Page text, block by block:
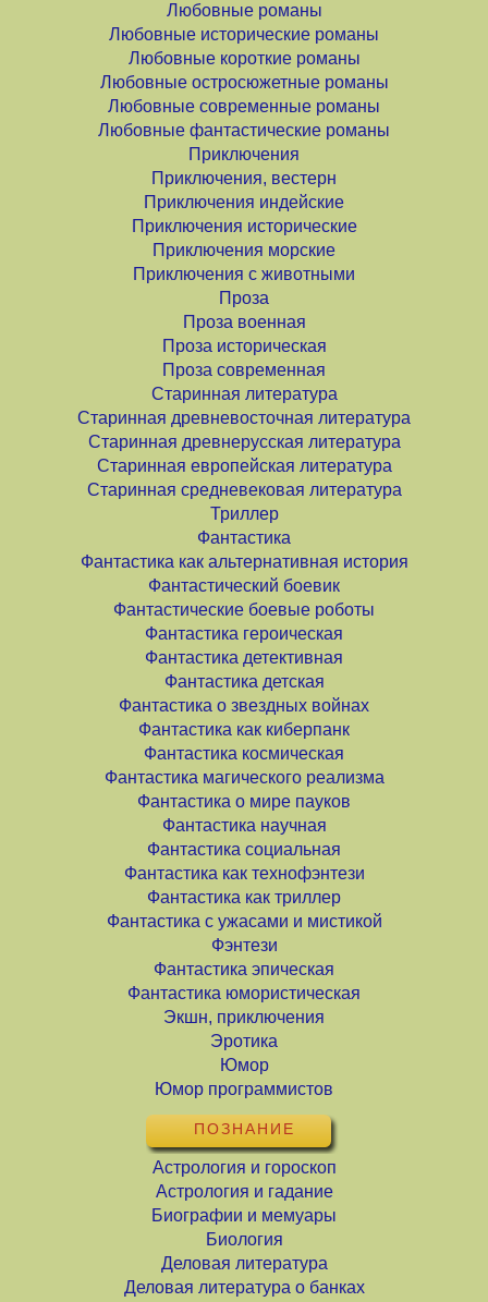
Любовные романы
Любовные исторические романы
Любовные короткие романы
Любовные остросюжетные романы
Любовные современные романы
Любовные фантастические романы
Приключения
Приключения, вестерн
Приключения индейские
Приключения исторические
Приключения морские
Приключения с животными
Проза
Проза военная
Проза историческая
Проза современная
Старинная литература
Старинная древневосточная литература
Старинная древнерусская литература
Старинная европейская литература
Старинная средневековая литература
Триллер
Фантастика
Фантастика как альтернативная история
Фантастический боевик
Фантастические боевые роботы
Фантастика героическая
Фантастика детективная
Фантастика детская
Фантастика о звездных войнах
Фантастика как киберпанк
Фантастика космическая
Фантастика магического реализма
Фантастика о мире пауков
Фантастика научная
Фантастика социальная
Фантастика как технофэнтези
Фантастика как триллер
Фантастика с ужасами и мистикой
Фэнтези
Фантастика эпическая
Фантастика юмористическая
Экшн, приключения
Эротика
Юмор
Юмор программистов
ПОЗНАНИЕ
Астрология и гороскоп
Астрология и гадание
Биографии и мемуары
Биология
Деловая литература
Деловая литература о банках